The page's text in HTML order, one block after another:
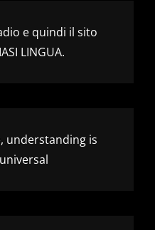
e quindi il sito
LINGUA.
understanding is